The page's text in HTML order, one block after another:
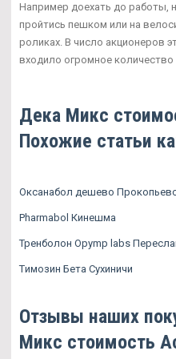
Например доехать до работы,
пройтись пешком или на
роликах. В число акционеров
входило огромное количество
Дека Микс
Похожие статьи
Оксанабол дешево
Pharmabol Кинешма
Тренболон Opymp labs
Tимозин Бета Сухиничи
Отзывы наших
Микс стоимость